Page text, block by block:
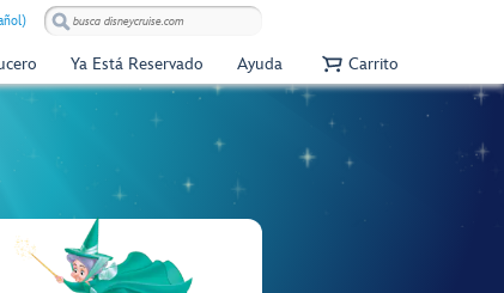
Ya Está Reservado Ayuda Carrito